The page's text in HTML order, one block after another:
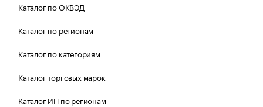
Каталог по ОКВЭД
Каталог по регионам
Каталог по категориям
Каталог торговых марок
Каталог ИП по регионам